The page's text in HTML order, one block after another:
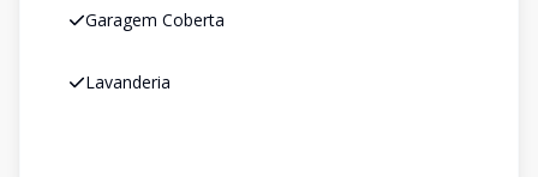
Garagem Coberta
Lavanderia